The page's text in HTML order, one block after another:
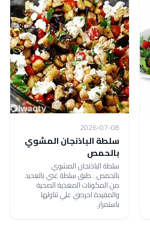
2026-07-08
سلطة الباذنجان المشوي
بالحمص
سلطة الباذنجان المشوي
بالحمص...طبق سلطة غني بالعديد
من المكونات المغذية الصحية
والمفيدة احرصي علي تناولها
باستمرار.